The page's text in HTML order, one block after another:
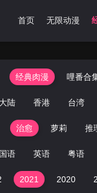
首页 无限动漫
经典肉漫 哩番合
大陆 香港 台湾
治愈 萝莉 推
国语 英语 粤语
2021 2020